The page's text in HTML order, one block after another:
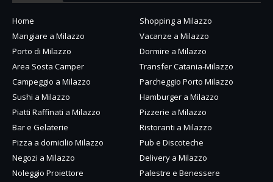
Home
Shopping a Milazzo
Mangiare a Milazzo
Vacanze a Milazzo
Porto di Milazzo
Dormire a Milazzo
Area Sosta Camper
Transfer Catania-Milazzo
Campeggio a Milazzo
Parcheggio Porto Milazzo
Sushi a Milazzo
Hamburger a Milazzo
Piatti Raffinati a Milazzo
Pizzerie a Milazzo
Bar e Gelaterie
Ristoranti a Milazzo
Pizza a domicilio Milazzo
Pub e Discoteche
Negozi a Milazzo
Delivery a Milazzo
Noleggio Proiettore
Palestre e Benessere